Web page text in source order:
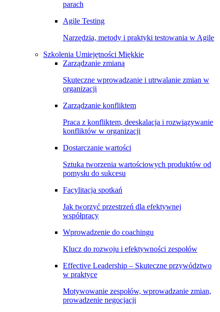
parach
Agile Testing
Narzędzia, metody i praktyki testowania w Agile
Szkolenia Umiejętności Miękkie
Zarządzanie zmianą
Skuteczne wprowadzanie i utrwalanie zmian w
organizacji
Zarządzanie konfliktem
Praca z konfliktem, deeskalacja i rozwiązywanie
konfliktów w organizacji
Dostarczanie wartości
Sztuka tworzenia wartościowych produktów od
pomysłu do sukcesu
Facylitacja spotkań
Jak tworzyć przestrzeń dla efektywnej
współpracy
Wprowadzenie do coachingu
Klucz do rozwoju i efektywności zespołów
Effective Leadership – Skuteczne przywództwo
w praktyce
Motywowanie zespołów, wprowadzanie zmian,
prowadzenie negocjacji